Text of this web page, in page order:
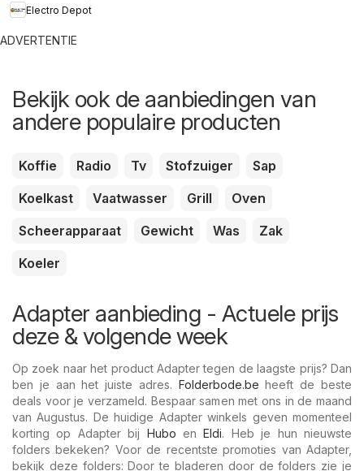
Electro Depot
ADVERTENTIE
Bekijk ook de aanbiedingen van
andere populaire producten
Koffie Radio Tv Stofzuiger
Sap
Koelkast
Vaatwasser Grill
Oven
Scheerapparaat
Gewicht Was
Zak
Koeler
Adapter aanbieding - Actuele prijs
deze & volgende week
Op zoek naar het product Adapter tegen de laagste prijs? Dan
ben je aan het juiste adres. Folderbode.be heeft de beste
deals voor je verzameld. Bespaar samen met ons in de maand
van Augustus. De huidige Adapter winkels geven momenteel
korting op Adapter bij Hubo enEldi. Heb je hun nieuwste
folders bekeken? Voor de recentste promoties van Adapter,
bekijk deze folders: Door te bladeren door de folders zie je